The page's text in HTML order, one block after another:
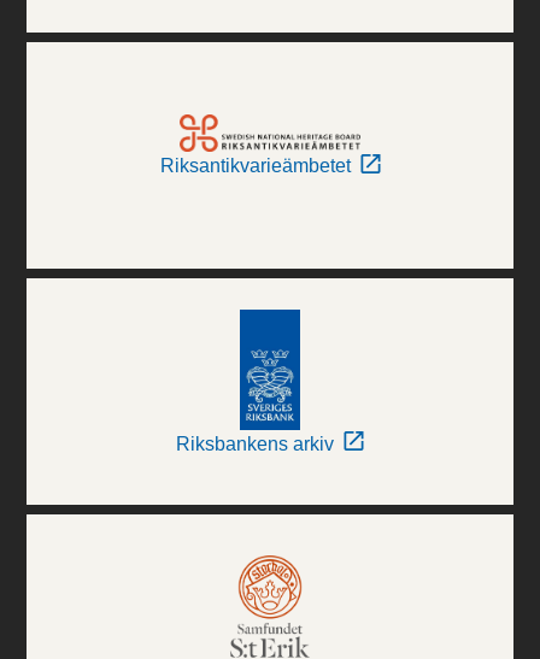
Riksantikvarieämbetet
Riksbankens arkiv